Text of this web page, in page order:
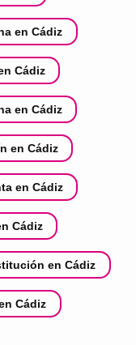
en Cádiz
Cádiz
en Cádiz
en Cádiz
en Cádiz
Cádiz
en Cádiz
Cádiz